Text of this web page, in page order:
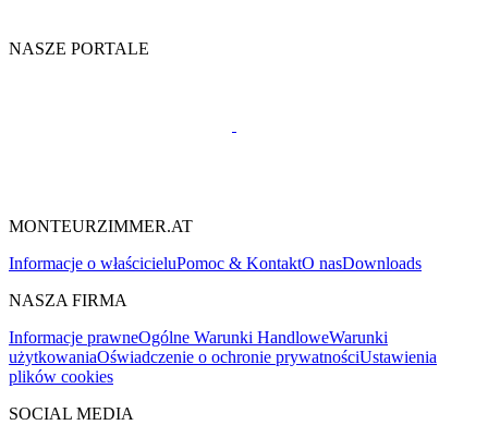
NASZE PORTALE
MONTEURZIMMER.AT
Informacje o właścicieluPomoc & KontaktO nasDownloads
NASZA FIRMA
Informacje prawneOgólne Warunki HandloweWarunki
użytkowaniaOświadczenie o ochronie prywatnościUstawienia
plików cookies
SOCIAL MEDIA